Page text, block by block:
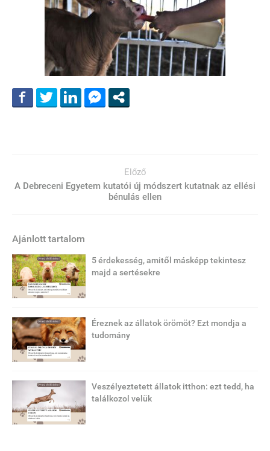
Előző
A Debreceni Egyetem kutatói új módszert kutatnak az ellési
bénulás ellen
Ajánlott tartalom
5 érdekesség, amitől másképp tekintesz
majd a sertésekre
Éreznek az állatok örömöt? Ezt mondja a
tudomány
Veszélyeztetett állatok itthon: ezt tedd, ha
találkozol velük